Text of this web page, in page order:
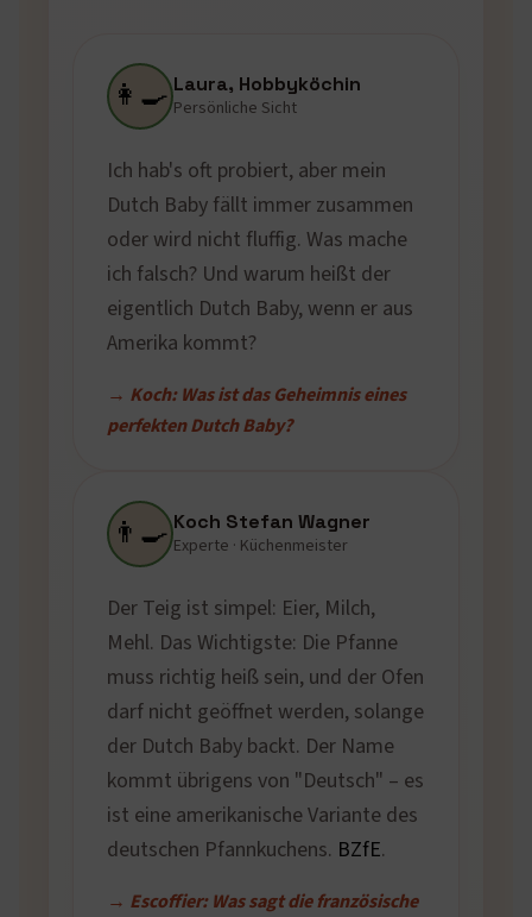
👩‍🍳 Laura, Hobbyköchin
Persönliche Sicht
Ich hab's oft probiert, aber mein
Dutch Baby fällt immer zusammen
oder wird nicht fluffig. Was mache
ich falsch? Und warum heißt der
eigentlich Dutch Baby, wenn er aus
Amerika kommt?
→ Koch: Was ist das Geheimnis eines
perfekten Dutch Baby?
👨‍🍳 Koch Stefan Wagner
Experte · Küchenmeister
Der Teig ist simpel: Eier, Milch,
Mehl. Das Wichtigste: Die Pfanne
muss richtig heiß sein, und der Ofen
darf nicht geöffnet werden, solange
der Dutch Baby backt. Der Name
kommt übrigens von "Deutsch" – es
ist eine amerikanische Variante des
deutschen Pfannkuchens. BZfE.
→ Escoffier: Was sagt die französische